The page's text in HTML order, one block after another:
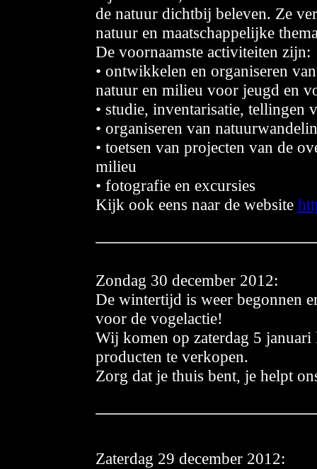
de natuur dichtbij beleven. Ze
natuur en maatschappelijke
De voornaamste activiteiten zijn:
• ontwikkelen en organiseren
natuur en milieu voor jeugd en
• studie, inventarisatie, tellingen
• organiseren van
• toetsen van projecten van de
milieu
• fotografie en excursies
Kijk ook eens naar de website
Zondag 30 december 2012:
De wintertijd is weer begonnen
voor de vogelactie!
Wij komen op zaterdag 5
producten te verkopen.
Zorg dat je thuis bent, je helpt
Zaterdag 29 december2012: